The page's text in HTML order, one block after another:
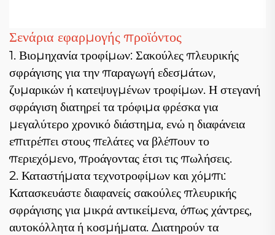
Σενάρια εφαρμογής προϊόντος
1. Βιομηχανία τροφίμων: Σακούλες πλευρικής
σφράγισης για την παραγωγή εδεσμάτων,
ζυμαρικών ή κατεψυγμένων τροφίμων. Η στεγανή
σφράγιση διατηρεί τα τρόφιμα φρέσκα για
μεγαλύτερο χρονικό διάστημα, ενώ η διαφάνεια
επιτρέπει στους πελάτες να βλέπουν το
περιεχόμενο, προάγοντας έτσι τις πωλήσεις.
2. Καταστήματα τεχνοτροφίμων και χόμπι:
Κατασκευάστε διαφανείς σακούλες πλευρικής
σφράγισης για μικρά αντικείμενα, όπως χάντρες,
αυτοκόλλητα ή κοσμήματα. Διατηρούν τα